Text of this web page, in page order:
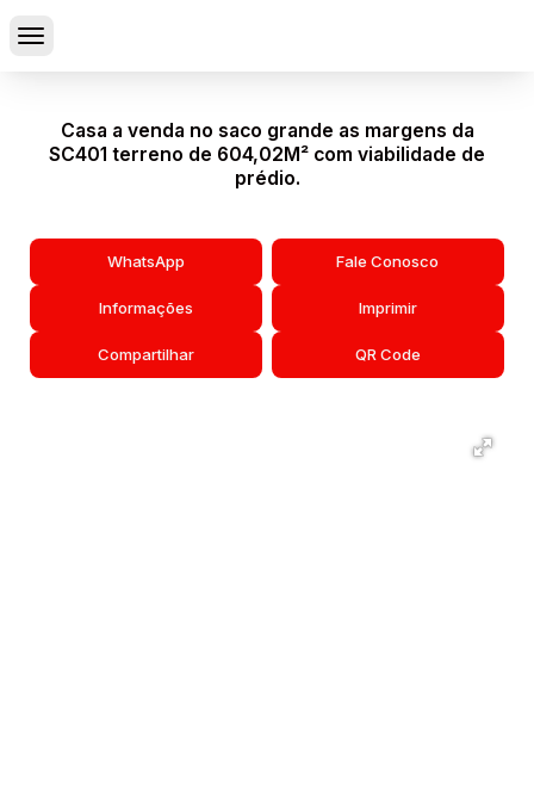
Casa a venda no saco grande as margens da
SC401 terreno de 604,02M² com viabilidade de
prédio.
WhatsApp Fale Conosco
Informações Imprimir
Compartilhar QR Code